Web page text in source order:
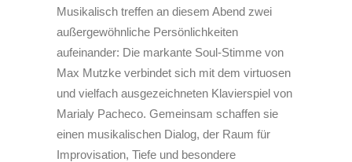
Musikalisch treffen an diesem Abend zwei
außergewöhnliche Persönlichkeiten
aufeinander: Die markante Soul-Stimme von
Max Mutzke verbindet sich mit dem virtuosen
und vielfach ausgezeichneten Klavierspiel von
Marialy Pacheco. Gemeinsam schaffen sie
einen musikalischen Dialog, der Raum für
Improvisation, Tiefe und besondere